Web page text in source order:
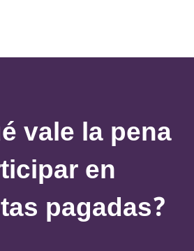
vale la pena
en
pagadas?